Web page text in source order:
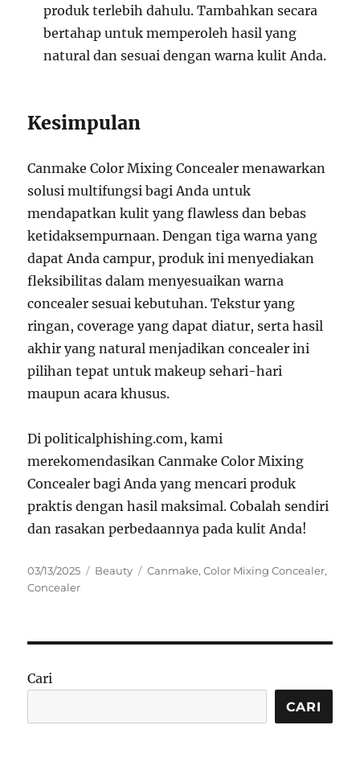
produk terlebih dahulu. Tambahkan secara
bertahap untuk memperoleh hasil yang
natural dan sesuai dengan warna kulit Anda.
Kesimpulan
Canmake Color Mixing Concealer menawarkan
solusi multifungsi bagi Anda untuk
mendapatkan kulit yang flawless dan bebas
ketidaksempurnaan. Dengan tiga warna yang
dapat Anda campur, produk ini menyediakan
fleksibilitas dalam menyesuaikan warna
concealer sesuai kebutuhan. Tekstur yang
ringan, coverage yang dapat diatur, serta hasil
akhir yang natural menjadikan concealer ini
pilihan tepat untuk makeup sehari-hari
maupun acara khusus.
Di politicalphishing.com, kami
merekomendasikan Canmake Color Mixing
Concealer bagi Anda yang mencari produk
praktis dengan hasil maksimal. Cobalah sendiri
dan rasakan perbedaannya pada kulit Anda!
Posted
on
03/13/2025 Categories
Beauty Tags
Canmake,Color Mixing Concealer,
Concealer
Cari
CARI